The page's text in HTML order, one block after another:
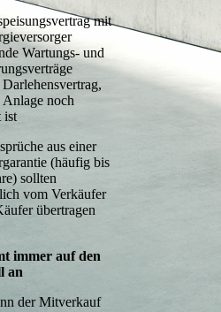
mit
Wartungs- und
noch
ist
aus einer
(häufig bis
sollten
vom Verkäufer
übertragen
immer auf den
an
der Mitverkauf